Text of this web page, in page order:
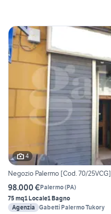
4
Negozio Palermo [Cod. 70/25VCG]
98.000 €Palermo(PA)
75 mq1 Locale1 Bagno
Agenzia Gabetti Palermo Tukory